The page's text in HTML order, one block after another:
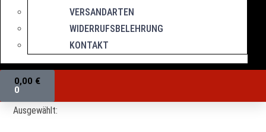
VERSANDARTEN
WIDERRUFSBELEHRUNG
KONTAKT
0,00 €
0
Ausgewählt: